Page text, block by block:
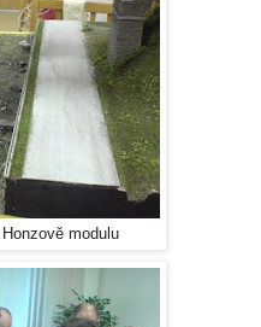
Honzově modulu